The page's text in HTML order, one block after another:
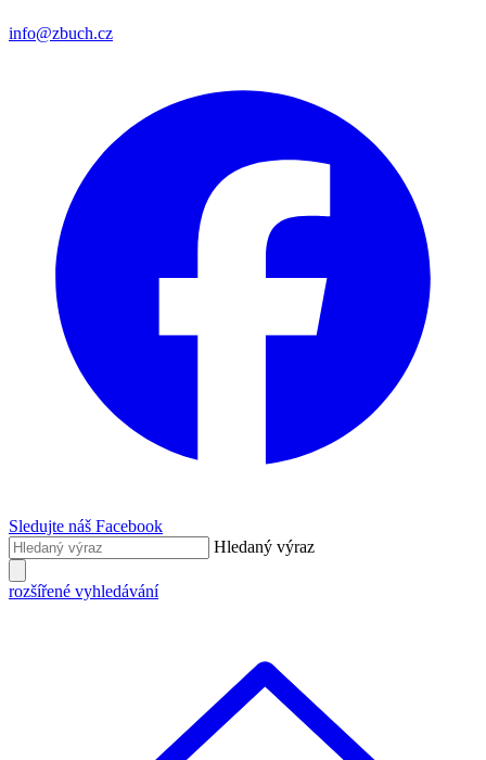
info@zbuch.cz
Sledujte náš Facebook
Hledaný výraz
rozšířené vyhledávání